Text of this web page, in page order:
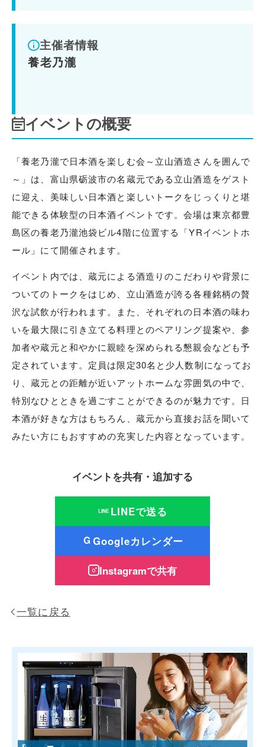
主催者情報
養老乃瀧
イベントの概要
「養老乃瀧で日本酒を楽しむ会～立山酒造さんを囲んで
～」は、富山県砺波市の名蔵元である立山酒造をゲスト
に迎え、美味しい日本酒と楽しいトークをじっくりと堪
能できる体験型の日本酒イベントです。会場は東京都豊
島区の養老乃瀧池袋ビル4階に位置する「YRイベントホ
ール」にて開催されます。
イベント内では、蔵元による酒造りのこだわりや背景に
ついてのトークをはじめ、立山酒造が誇る各種銘柄の贅
沢な試飲が行われます。また、それぞれの日本酒の味わ
いを最大限に引き立てる料理とのペアリング提案や、参
加者や蔵元と和やかに親睦を深められる懇親会なども予
定されています。定員は限定30名と少人数制になってお
り、蔵元との距離が近いアットホームな雰囲気の中で、
特別なひとときを過ごすことができるのが魅力です。日
本酒が好きな方はもちろん、蔵元から直接お話を聞いて
みたい方にもおすすめの充実した内容となっています。
イベントを共有・追加する
LINE LINEで送る
G Googleカレンダー
Instagramで共有
一覧に戻る